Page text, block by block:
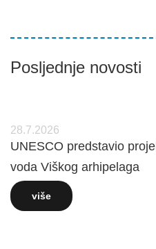
Posljednje novosti
28.7.2026
UNESCO predstavio
voda Viškog arhipelaga
više